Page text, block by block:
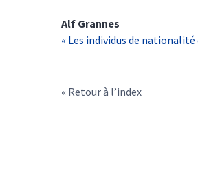
Alf Grannes
« Les individus de
Retour à l’index